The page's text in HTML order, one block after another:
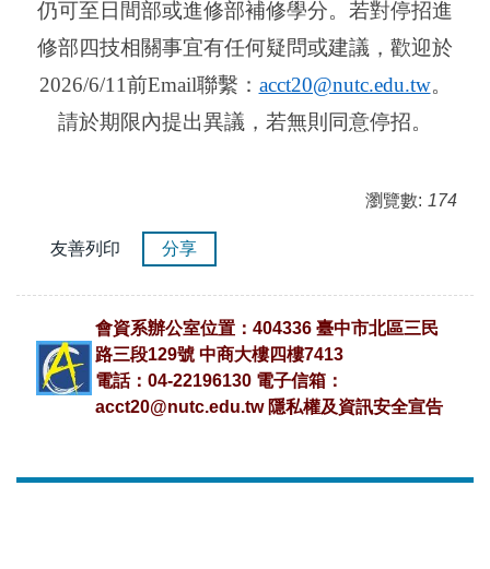
仍可至日間部或進修部補修學分。若對停招進
修部四技相關事宜有任何疑問或建議，歡迎於
2026/6/11前Email聯繫： acct20@nutc.edu.tw。
請於期限內提出異議，若無則同意停招。
瀏覽數: 174
友善列印 分享
會資系辦公室位置：404336 臺中市北區三民
路三段129號 中商大樓四樓7413
電話：04-22196130 電子信箱：
acct20@nutc.edu.tw 隱私權及資訊安全宣告